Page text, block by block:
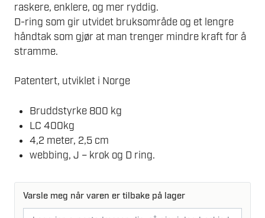
raskere, enklere, og mer ryddig.
D-ring som gir utvidet bruksområde og et lengre
håndtak som gjør at man trenger mindre kraft for å
stramme.
Patentert, utviklet i Norge
Bruddstyrke 800 kg
LC 400kg
4,2 meter, 2,5 cm
webbing, J – krok og D ring.
Varsle meg når varen er tilbake på lager